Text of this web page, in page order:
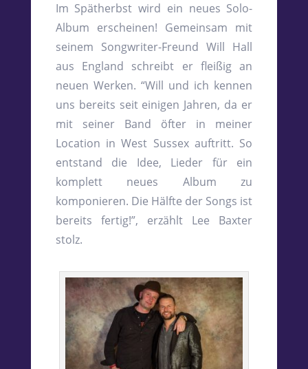
Im Spätherbst wird ein neues Solo-
Album erscheinen! Gemeinsam mit
seinem Songwriter-Freund Will Hall
aus England schreibt er fleißig an
neuen Werken. “Will und ich kennen
uns bereits seit einigen Jahren, da er
mit seiner Band öfter in meiner
Location in West Sussex auftritt. So
entstand die Idee, Lieder für ein
komplett neues Album zu
komponieren. Die Hälfte der Songs ist
bereits fertig!”, erzählt Lee Baxter
stolz.